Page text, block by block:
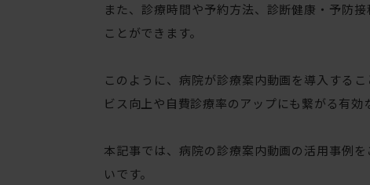
また、診療時間や予約方法、診断健康・予防
ことができます。
このように、病院が診療案内動画を導入する
ビス向上や自費診療率のアップにも繋がる有効
本記事では、病院の診療案内動画の活用事例
いです。